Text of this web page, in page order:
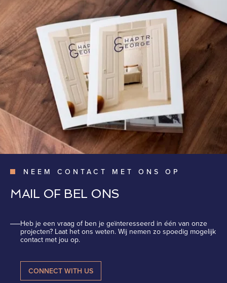
NEEM CONTACT MET ONS OP
MAIL OF BEL ONS
Heb je een vraag of ben je geïnteresseerd in één van onze
projecten? Laat het ons weten. Wij nemen zo spoedig mogelijk
contact met jou op.
CONNECT WITH US